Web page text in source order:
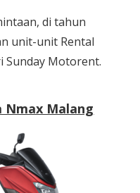
di tahun
unit-unit Rental
Motorent.
Nmax Malang